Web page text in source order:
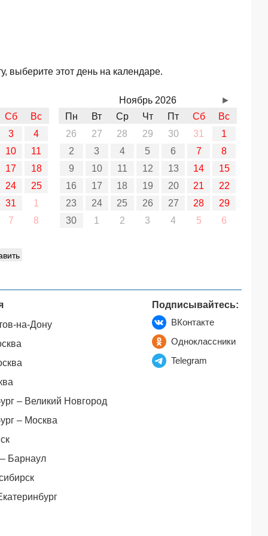
выберите этот день на календаре.
Сб
Вс
3
4
10
11
17
18
24
25
31
1
7
8
Ноябрь 2026
Пн
Вт Ср Чт Пт Сб
Вс
26
27 28 29 30 31
1
2
3 4 5 6 7
8
9
10 11 12 13 14
15
16
17 18 19 20 21
22
23
24 25 26 27 28
29
30
1 2 3 4 5 6
►
на-Дону
– Великий Новгород
– Москва
Барнаул
Подписывайтесь:
ВКонтакте
Одноклассники
Telegram